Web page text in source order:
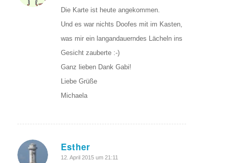
Die Karte ist heute angekommen.
Und es war nichts Doofes mit im Kasten,
was mir ein langandauerndes Lächeln ins
Gesicht zauberte :-)
Ganz lieben Dank Gabi!
Liebe Grüße
Michaela
Esther
sagte:
12. April 2015 um 21:11